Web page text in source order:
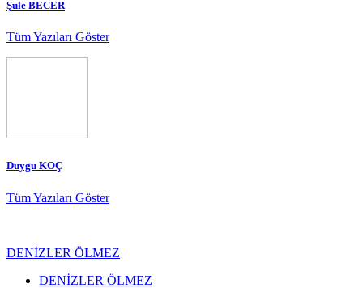
Şule BECER
Tüm Yazıları Göster
Duygu KOÇ
Tüm Yazıları Göster
DENİZLER ÖLMEZ
DENİZLER ÖLMEZ